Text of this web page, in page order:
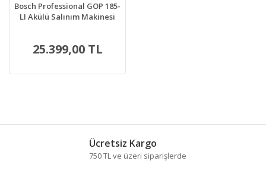
Bosch Professional GOP 185-
LI Akülü Salınım Makinesi
25.399,00 TL
Ücretsiz Kargo
750 TL ve üzeri siparişlerde